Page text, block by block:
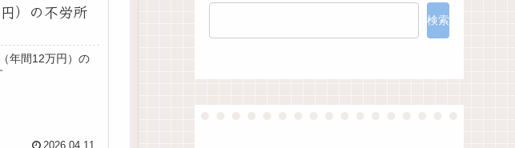
）の不労所
年間12万円）の
検索